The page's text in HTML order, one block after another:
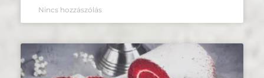
Nincs hozzászólás